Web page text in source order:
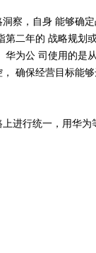
察，自身 能够确
二年的 战略规划
为公 司使用的是
确保经营目标能够
进行统一，用华